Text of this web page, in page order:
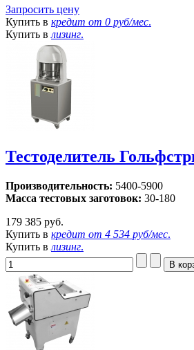
Запросить цену
Купить в кредит от 0 руб/мес.
Купить в лизинг.
Тестоделитель
Производительность: 5400-5900
Масса тестовых заготовок: 30-180
179 385 руб.
Купить в кредит от 4 534 руб/мес.
Купить в лизинг.